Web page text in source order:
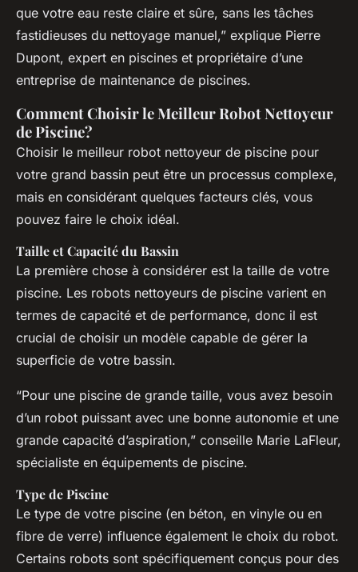
que votre eau reste claire et sûre, sans les tâches
fastidieuses du nettoyage manuel,” explique Pierre
Dupont, expert en piscines et propriétaire d’une
entreprise de maintenance de piscines.
Comment Choisir le Meilleur Robot Nettoyeur
de Piscine?
Choisir le meilleur robot nettoyeur de piscine pour
votre grand bassin peut être un processus complexe,
mais en considérant quelques facteurs clés, vous
pouvez faire le choix idéal.
Taille et Capacité du Bassin
La première chose à considérer est la taille de votre
piscine. Les robots nettoyeurs de piscine varient en
termes de capacité et de performance, donc il est
crucial de choisir un modèle capable de gérer la
superficie de votre bassin.
“Pour une piscine de grande taille, vous avez besoin
d’un robot puissant avec une bonne autonomie et une
grande capacité d’aspiration,” conseille Marie LaFleur,
spécialiste en équipements de piscine.
Type de Piscine
Le type de votre piscine (en béton, en vinyle ou en
fibre de verre) influence également le choix du robot.
Certains robots sont spécifiquement conçus pour des